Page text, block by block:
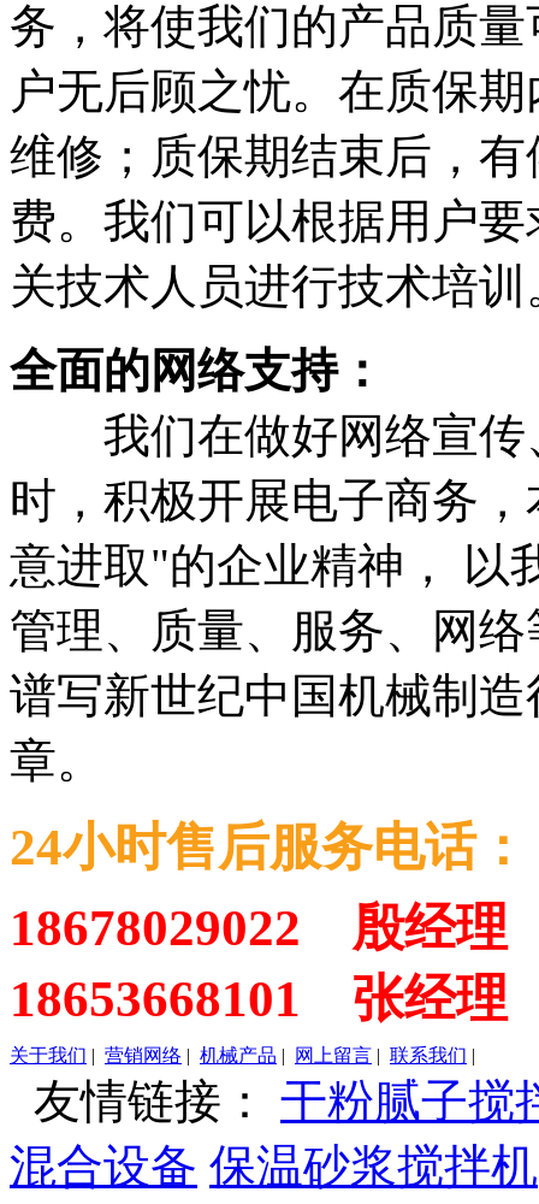
务，将使我们的产品质
户无后顾之忧。在质保
维修；质保期结束后，
费。我们可以根据用户
关技术人员进行技术培训
全面的网络支持：
我们在做好网络宣传
时，积极开展电子商务
意进取"的企业精神， 以
管理、质量、服务、网
谱写新世纪中国机械制
章。
24小时售后服务电话：
18678029022 殷经理
18653668101 张经理
关于我们 | 营销网络 | 机械产品 | 网上留言 | 联系我们 |
友情链接： 干粉腻子搅
混合设备 保温砂浆搅拌机